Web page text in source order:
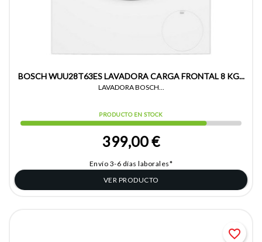
BOSCH WUU28T63ES LAVADORA CARGA FRONTAL 8 KG...
LAVADORA BOSCH...
PRODUCTO EN STOCK
399,00 €
Envío 3-6 días laborales*
VER PRODUCTO
favorite_border